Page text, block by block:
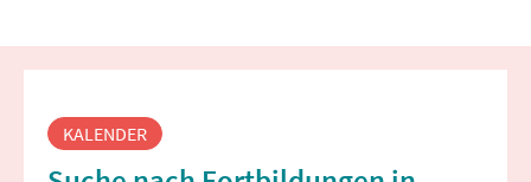
Fortbildungssuche
KALENDER